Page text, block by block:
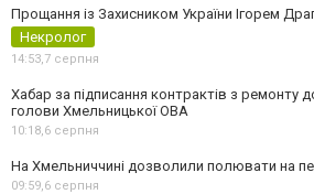
Прощання із Захисником України Ігорем
Некролог
14:53,7 серпня
Хабар за підписання контрактів з ремонту
голови Хмельницької ОВА
10:18,6 серпня
На Хмельниччині дозволили полювати на
09:59,6 серпня